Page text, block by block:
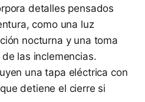
detalles pensados
como una luz
nocturna y una toma
las inclemencias.
una tapa eléctrica con
detiene el cierre si